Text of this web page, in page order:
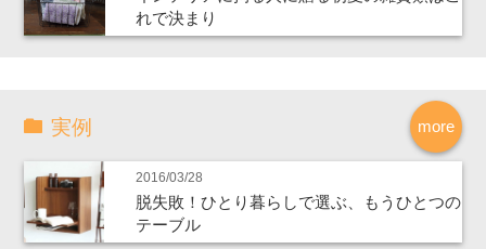
れで決まり
more
実例
2016/03/28
脱失敗！ひとり暮らしで選ぶ、もうひとつの
テーブル